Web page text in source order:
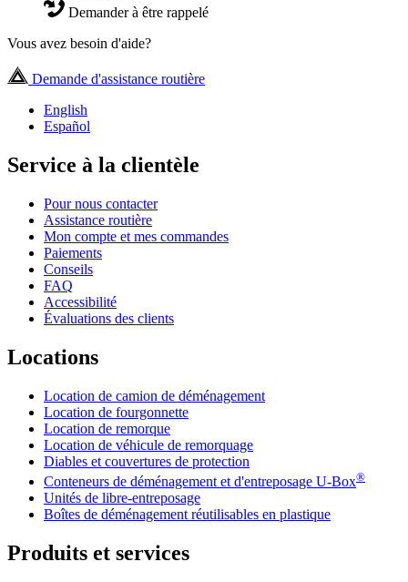
Demander à être rappelé
Vous avez besoin d'aide?
Demande d'assistance routière
English
Español
Service à la clientèle
Pour nous contacter
Assistance routière
Mon compte et mes commandes
Paiements
Conseils
FAQ
Accessibilité
Évaluations des clients
Locations
Location de camion de déménagement
Location de fourgonnette
Location de remorque
Location de véhicule de remorquage
Diables et couvertures de protection
Conteneurs de déménagement et d'entreposage U-Box®
Unités de libre-entreposage
Boîtes de déménagement réutilisables en plastique
Produits et services